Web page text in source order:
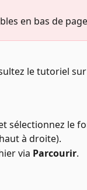
en bas de page
le tutoriel
sélectionnez le
à droite).
via Parcourir.